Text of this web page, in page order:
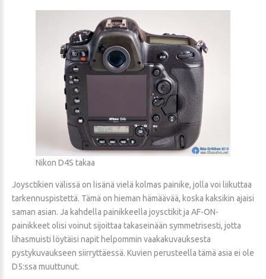
Nikon D4S takaa
Joysctikien välissä on lisänä vielä kolmas painike, jolla voi liikuttaa
tarkennuspistettä. Tämä on hieman hämäävää, koska kaksikin ajaisi
saman asian. Ja kahdella painikkeella joysctikit ja AF-ON-
painikkeet olisi voinut sijoittaa takaseinään symmetrisesti, jotta
lihasmuisti löytäisi napit helpommin vaakakuvauksesta
pystykuvaukseen siirryttäessä. Kuvien perusteella tämä asia ei ole
D5:ssa muuttunut.